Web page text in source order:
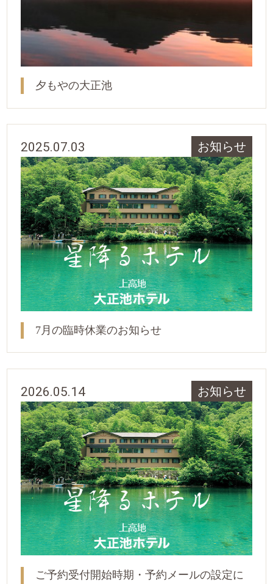
夕もやの大正池
2025.07.03 お知らせ
7月の臨時休業のお知らせ
2026.05.14 お知らせ
ご予約受付開始時期・予約メールの設定に